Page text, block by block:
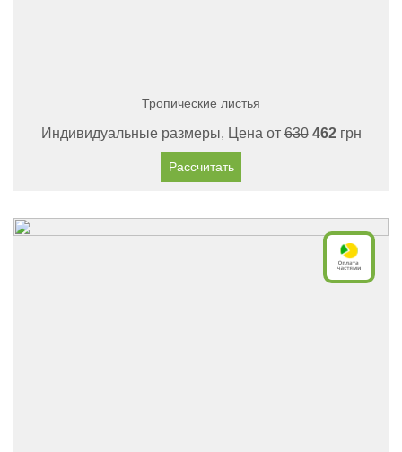
Тропические листья
Индивидуальные размеры, Цена от630 462грн
Рассчитать